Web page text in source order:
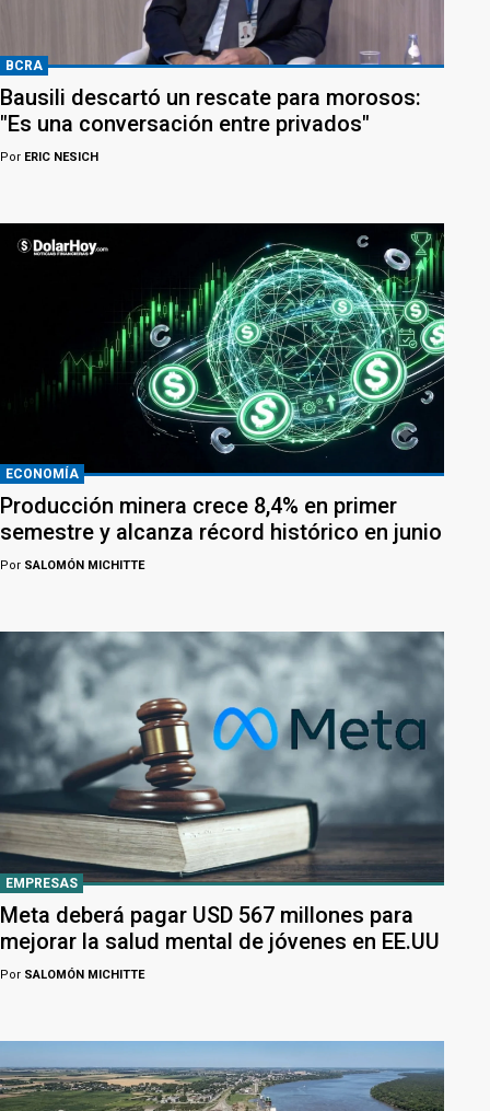
BCRA
Bausili descartó un rescate para morosos:
"Es una conversación entre privados"
Por ERIC NESICH
ECONOMÍA
Producción minera crece 8,4% en primer
semestre y alcanza récord histórico en junio
Por SALOMÓN MICHITTE
EMPRESAS
Meta deberá pagar USD 567 millones para
mejorar la salud mental de jóvenes en EE.UU
Por SALOMÓN MICHITTE